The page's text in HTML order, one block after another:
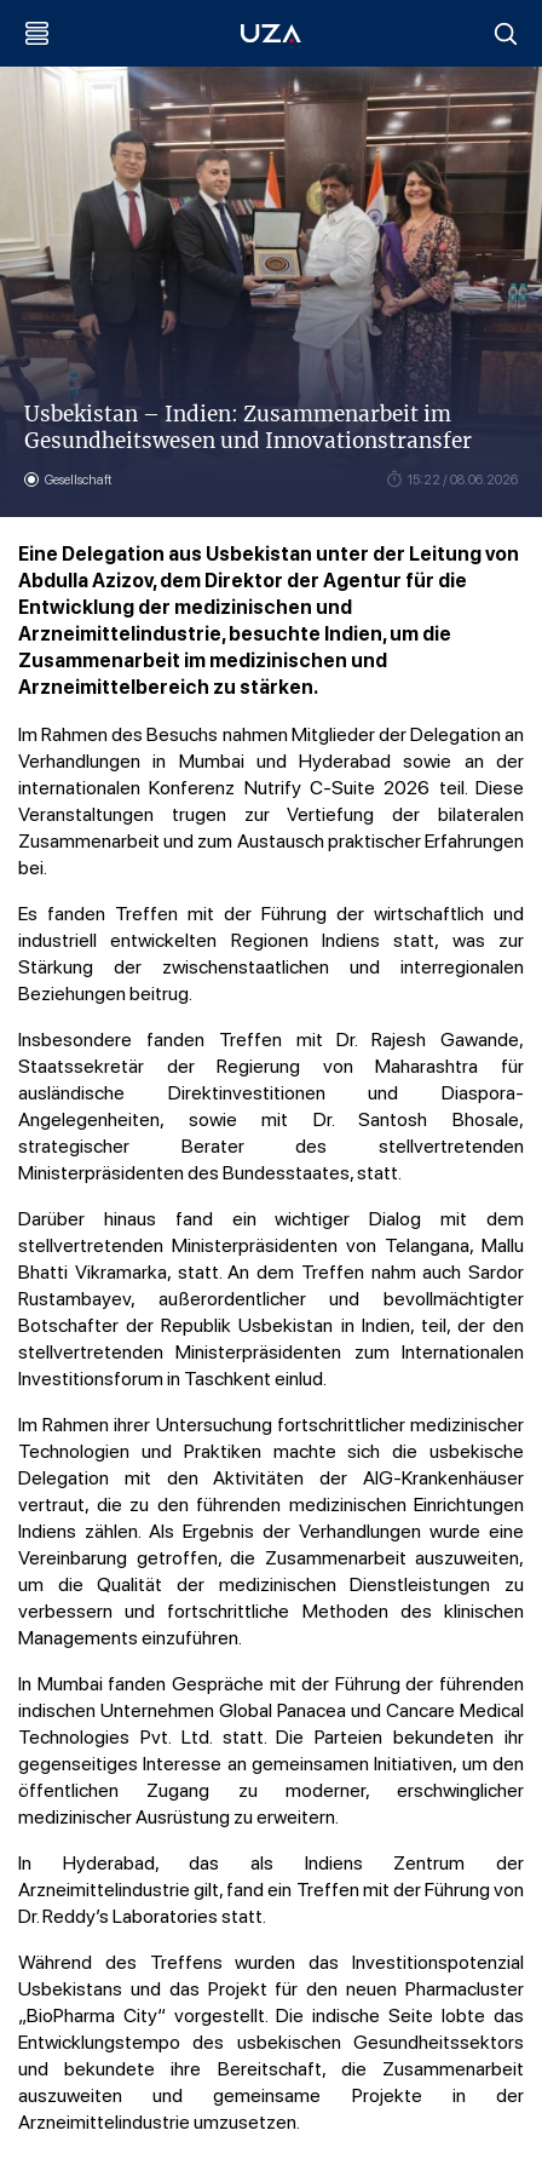
Usbekistan – Indien: Zusammenarbeit im
Gesundheitswesen und Innovationstransfer
Gesellschaft 15:22 / 08.06.2026
Eine Delegation aus Usbekistan unter der Leitung von
Abdulla Azizov, dem Direktor der Agentur für die
Entwicklung der medizinischen und
Arzneimittelindustrie, besuchte Indien, um die
Zusammenarbeit im medizinischen und
Arzneimittelbereich zu stärken.
Im Rahmen des Besuchs nahmen Mitglieder der Delegation an
Verhandlungen in Mumbai und Hyderabad sowie an der
internationalen Konferenz Nutrify C-Suite 2026 teil. Diese
Veranstaltungen trugen zur Vertiefung der bilateralen
Zusammenarbeit und zum Austausch praktischer Erfahrungen
bei.
Es fanden Treffen mit der Führung der wirtschaftlich und
industriell entwickelten Regionen Indiens statt, was zur
Stärkung der zwischenstaatlichen und interregionalen
Beziehungen beitrug.
Insbesondere fanden Treffen mit Dr. Rajesh Gawande,
Staatssekretär der Regierung von Maharashtra für
ausländische Direktinvestitionen und Diaspora-
Angelegenheiten, sowie mit Dr. Santosh Bhosale,
strategischer Berater des stellvertretenden
Ministerpräsidenten des Bundesstaates, statt.
Darüber hinaus fand ein wichtiger Dialog mit dem
stellvertretenden Ministerpräsidenten von Telangana, Mallu
Bhatti Vikramarka, statt. An dem Treffen nahm auch Sardor
Rustambayev, außerordentlicher und bevollmächtigter
Botschafter der Republik Usbekistan in Indien, teil, der den
stellvertretenden Ministerpräsidenten zum Internationalen
Investitionsforum in Taschkent einlud.
Im Rahmen ihrer Untersuchung fortschrittlicher medizinischer
Technologien und Praktiken machte sich die usbekische
Delegation mit den Aktivitäten der AIG-Krankenhäuser
vertraut, die zu den führenden medizinischen Einrichtungen
Indiens zählen. Als Ergebnis der Verhandlungen wurde eine
Vereinbarung getroffen, die Zusammenarbeit auszuweiten,
um die Qualität der medizinischen Dienstleistungen zu
verbessern und fortschrittliche Methoden des klinischen
Managements einzuführen.
In Mumbai fanden Gespräche mit der Führung der führenden
indischen Unternehmen Global Panacea und Cancare Medical
Technologies Pvt. Ltd. statt. Die Parteien bekundeten ihr
gegenseitiges Interesse an gemeinsamen Initiativen, um den
öffentlichen Zugang zu moderner, erschwinglicher
medizinischer Ausrüstung zu erweitern.
In Hyderabad, das als Indiens Zentrum der
Arzneimittelindustrie gilt, fand ein Treffen mit der Führung von
Dr. Reddy’s Laboratories statt.
Während des Treffens wurden das Investitionspotenzial
Usbekistans und das Projekt für den neuen Pharmacluster
„BioPharma City“ vorgestellt. Die indische Seite lobte das
Entwicklungstempo des usbekischen Gesundheitssektors
und bekundete ihre Bereitschaft, die Zusammenarbeit
auszuweiten und gemeinsame Projekte in der
Arzneimittelindustrie umzusetzen.